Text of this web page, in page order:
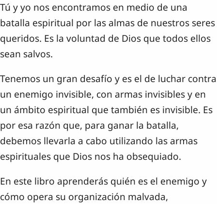
Tú y yo nos encontramos en medio de una
batalla espiritual por las almas de nuestros seres
queridos. Es la voluntad de Dios que todos ellos
sean salvos.
Tenemos un gran desafío y es el de luchar contra
un enemigo invisible, con armas invisibles y en
un ámbito espiritual que también es invisible. Es
por esa razón que, para ganar la batalla,
debemos llevarla a cabo utilizando las armas
espirituales que Dios nos ha obsequiado.
En este libro aprenderás quién es el enemigo y
cómo opera su organización malvada,